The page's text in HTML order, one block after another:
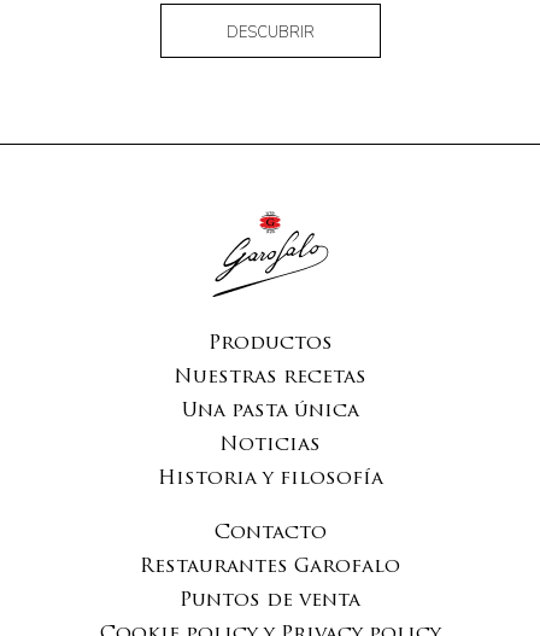
DESCUBRIR
Productos
Nuestras recetas
Una pasta única
Noticias
Historia y filosofía
Contacto
Restaurantes Garofalo
Puntos de venta